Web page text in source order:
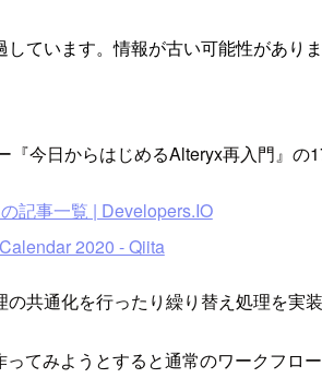
ています。情報が古い可能性があり
今日からはじめるAlteryx再入門』の
記事一覧 | Developers.IO
2020 - Qiita
共通化を行ったり繰り替え処理を実
てみようとすると通常のワークフ